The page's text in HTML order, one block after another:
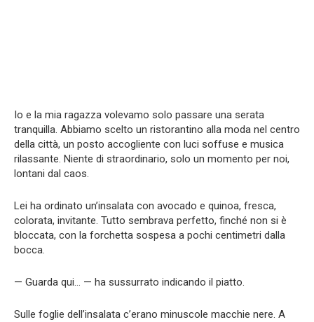
Io e la mia ragazza volevamo solo passare una serata
tranquilla. Abbiamo scelto un ristorantino alla moda nel centro
della città, un posto accogliente con luci soffuse e musica
rilassante. Niente di straordinario, solo un momento per noi,
lontani dal caos.
Lei ha ordinato un’insalata con avocado e quinoa, fresca,
colorata, invitante. Tutto sembrava perfetto, finché non si è
bloccata, con la forchetta sospesa a pochi centimetri dalla
bocca.
— Guarda qui… — ha sussurrato indicando il piatto.
Sulle foglie dell’insalata c’erano minuscole macchie nere. A